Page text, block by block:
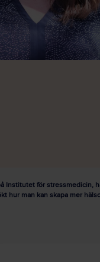
Institutet för stressmedicin,
hur man kan skapa mer